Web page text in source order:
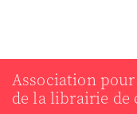
Association
de la librairie de